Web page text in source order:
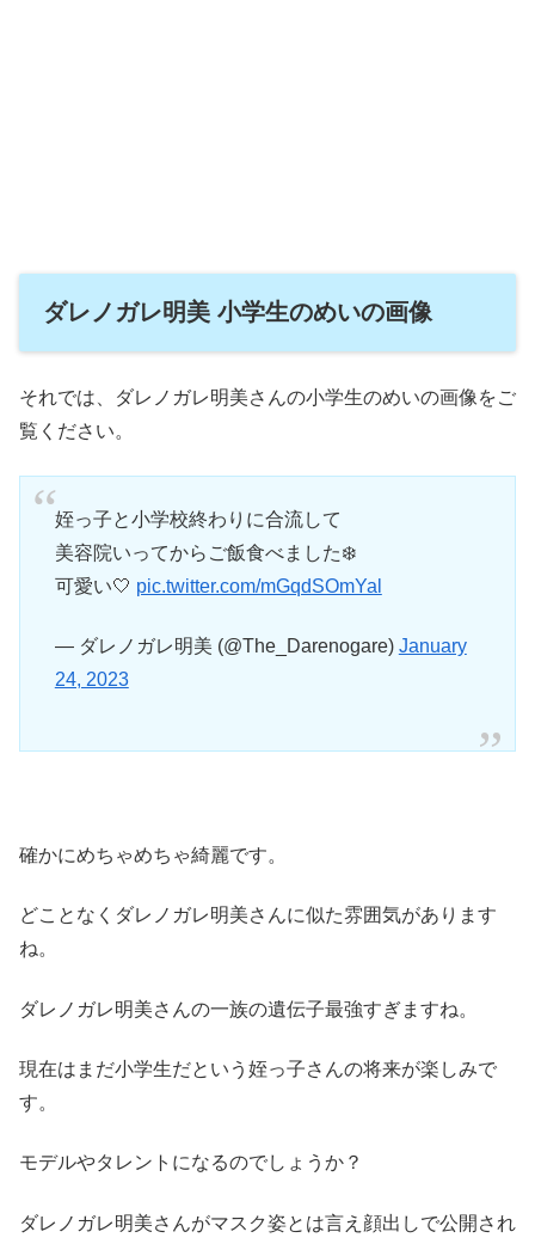
ダレノガレ明美 小学生のめいの画像
それでは、ダレノガレ明美さんの小学生のめいの画像をご
覧ください。
姪っ子と小学校終わりに合流して
美容院いってからご飯食べました❄️
可愛い🤍 pic.twitter.com/mGqdSOmYal
— ダレノガレ明美 (@The_Darenogare) January
24, 2023
確かにめちゃめちゃ綺麗です。
どことなくダレノガレ明美さんに似た雰囲気があります
ね。
ダレノガレ明美さんの一族の遺伝子最強すぎますね。
現在はまだ小学生だという姪っ子さんの将来が楽しみで
す。
モデルやタレントになるのでしょうか？
ダレノガレ明美さんがマスク姿とは言え顔出しで公開され